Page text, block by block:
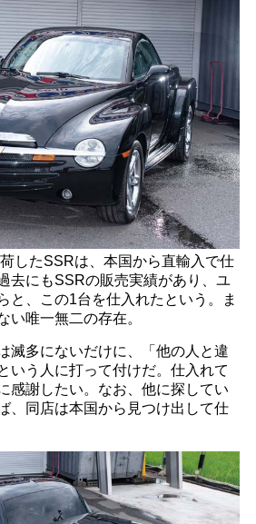
したSSRは、本国から直輸入で仕
去にもSSRの販売実績があり、ユ
と、この1台を仕入れたという。ま
い唯一無二の存在。
滅多にないだけに、「他の人と違
いう人に打って付けだ。仕入れて
感謝したい。なお、他に探してい
、同店は本国から見つけ出して仕